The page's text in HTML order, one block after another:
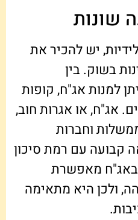
שונות
יש להכיר את
בשוק. בין
למנות אג"ח, קופות
אג"ח, או אגרות חוב,
וחברות
קבועה עם רמת סיכון
באג"ח מאפשרת
ולכן היא מתאימה